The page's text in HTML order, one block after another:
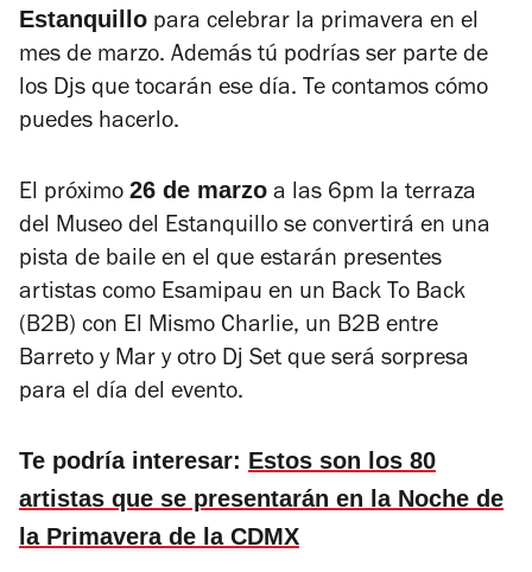
Estanquillo para celebrar la primavera en el
mes de marzo. Además tú podrías ser parte de
los Djs que tocarán ese día. Te contamos cómo
puedes hacerlo.
El próximo 26 de marzo a las 6pm la terraza
del Museo del Estanquillo se convertirá en una
pista de baile en el que estarán presentes
artistas como Esamipau en un Back To Back
(B2B) con El Mismo Charlie, un B2B entre
Barreto y Mar y otro Dj Set que será sorpresa
para el día del evento.
Te podría interesar: Estos son los 80
artistas que se presentarán en la Noche de
la Primavera de la CDMX